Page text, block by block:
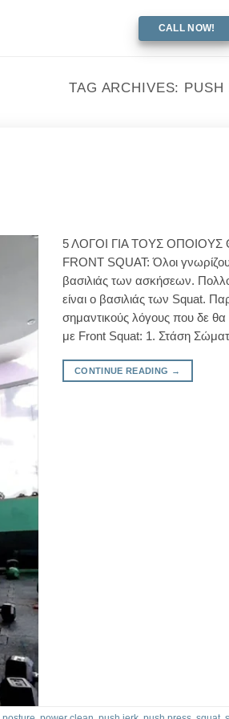
CALL NOW!
TAG ARCHIVES: PUSH
5 ΛΟΓΟΙ ΓΙΑ ΤΟΥΣ
FRONT SQUAT: Όλοι
βασιλιάς των ασκήσεων.
είναι ο βασιλιάς των Squat.
σημαντικούς λόγους που δε
με Front Squat: 1. Στάση
CONTINUE READING →